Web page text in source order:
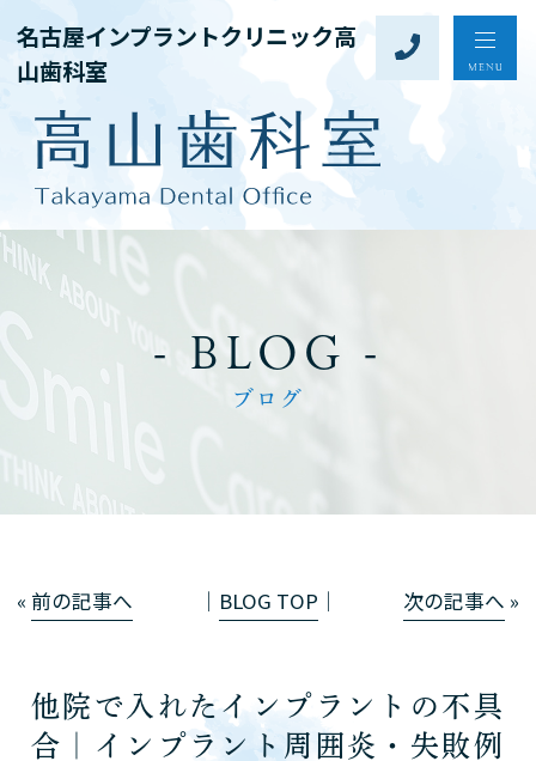
名古屋インプラントクリニック高
山歯科室
- BLOG -
ブログ
« 前の記事へ │ BLOG TOP │ 次の記事へ »
他院で入れたインプラントの不具
合｜インプラント周囲炎・失敗例